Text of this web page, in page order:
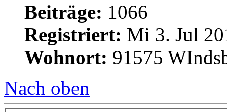
Beiträge: 1066
Registriert: Mi 3. Jul
Wohnort: 91575
Nach oben